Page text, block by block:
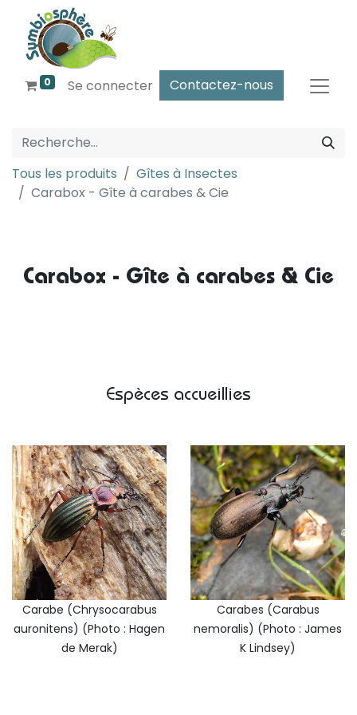
0 Se connecter Contactez-nous
Tous les produits
Gîtes à Insectes
Carabox - Gîte à carabes & Cie
Carabox - Gîte à carabes & Cie
Espèces accueillies
Carabe (Chrysocarabus
auronitens) (Photo : Hagen
de Merak)
Carabes (Carabus
nemoralis) (Photo : James
K Lindsey)